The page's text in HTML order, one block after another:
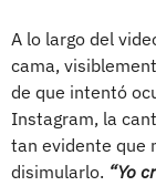
A lo largo del
cama,
de que intentó
Instagram, la
tan evidente que
disimularlo. “Yo